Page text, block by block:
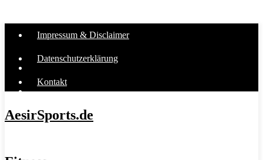
Impressum & Disclaimer
Datenschutzerklärung
Kontakt
AesirSports.de